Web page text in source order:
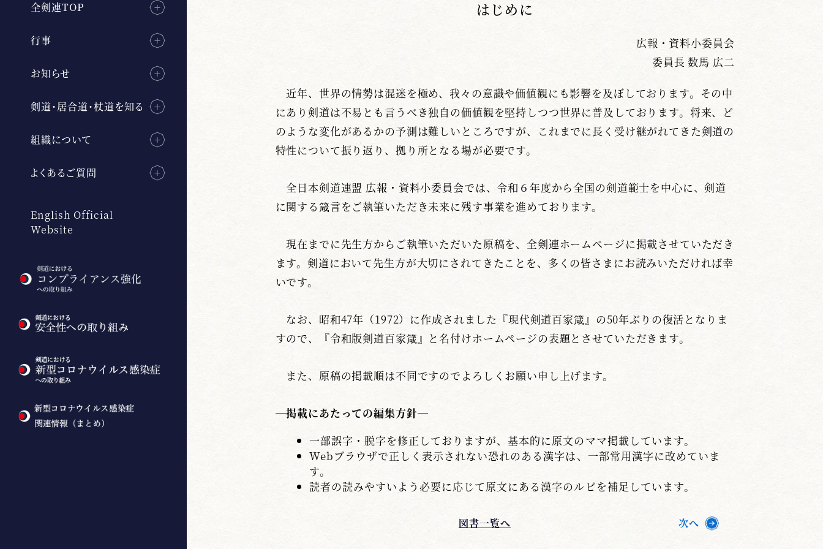
全剣連TOP
行事
お知らせ
剣道・居合道・杖道を知る
組織について
よくあるご質問
English Official
Website
はじめに
広報・資料小委員会
委員長 数馬 広二
近年、世界の情勢は混迷を極め、我々の意識や価値観にも影響を及ぼしております。その中
にあり剣道は不易とも言うべき独自の価値観を堅持しつつ世界に普及しております。将来、ど
のような変化があるかの予測は難しいところですが、これまでに長く受け継がれてきた剣道の
特性について振り返り、拠り所となる場が必要です。
全日本剣道連盟 広報・資料小委員会では、令和６年度から全国の剣道範士を中心に、剣道
に関する箴言をご執筆いただき未来に残す事業を進めております。
現在までに先生方からご執筆いただいた原稿を、全剣連ホームページに掲載させていただき
ます。剣道において先生方が大切にされてきたことを、多くの皆さまにお読みいただければ幸
いです。
なお、昭和47年（1972）に作成されました『現代剣道百家箴』の50年ぶりの復活となりま
すので、『令和版剣道百家箴』と名付けホームページの表題とさせていただきます。
また、原稿の掲載順は不同ですのでよろしくお願い申し上げます。
―掲載にあたっての編集方針―
一部誤字・脱字を修正しておりますが、基本的に原文のママ掲載しています。
Webブラウザで正しく表示されない恐れのある漢字は、一部常用漢字に改めていま
す。
読者の読みやすいよう必要に応じて原文にある漢字のルビを補足しています。
図書一覧へ 次へ